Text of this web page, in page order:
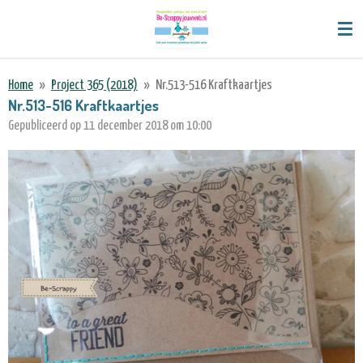
de
hoofdinhoud
Home » Project 365 (2018) » Nr.513-516 Kraftkaartjes
Nr.513-516 Kraftkaartjes
Gepubliceerd op 11 december 2018 om 10:00